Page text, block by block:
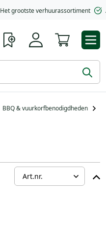
Het grootste verhuurassortiment
BBQ & vuurkorfbenodigdheden